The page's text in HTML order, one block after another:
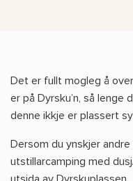
Det er fullt mogleg å
er på Dyrsku’n, så lenge
denne ikkje er plassert
Dersom du ynskjer
utstillarcamping med